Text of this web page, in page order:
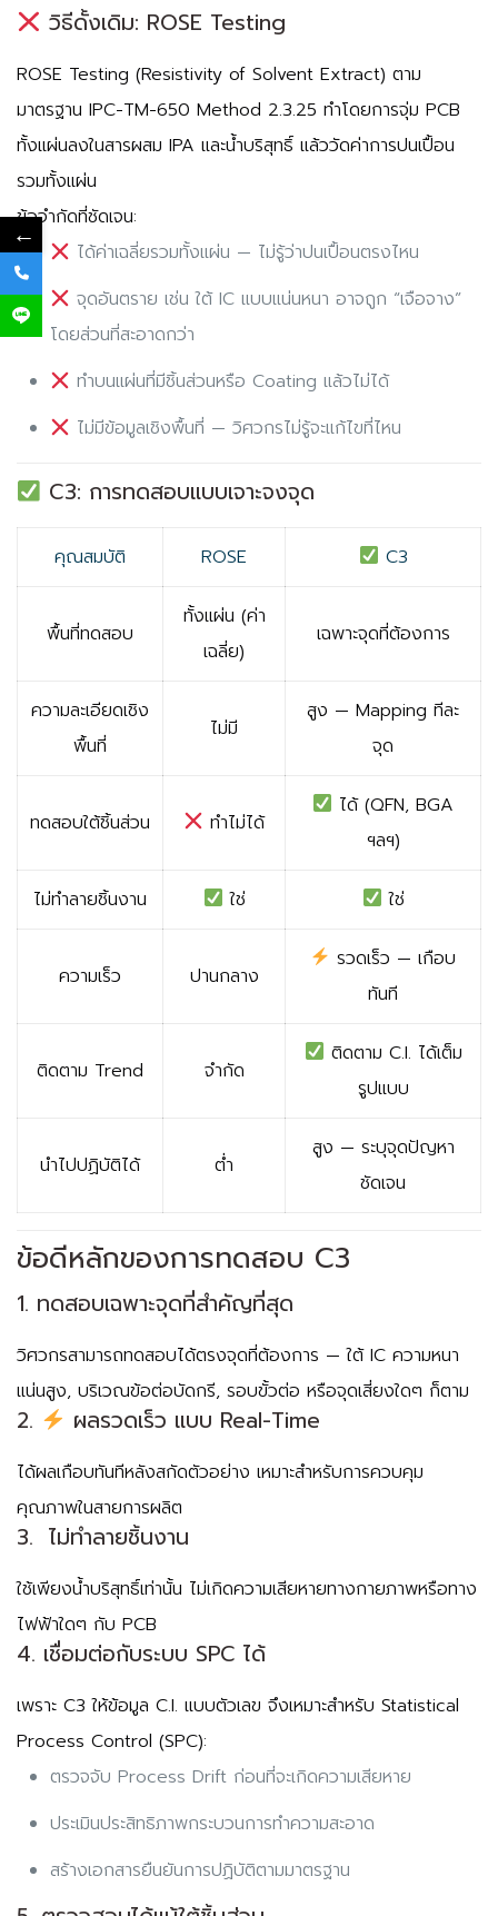
วิธีดั้งเดิม: ROSE Testing
ROSE Testing (Resistivity of Solvent Extract) ตาม
มาตรฐาน IPC-TM-650 Method 2.3.25 ทำโดยการจุ่ม PCB
ทั้งแผ่นลงในสารผสม IPA และน้ำบริสุทธิ์ แล้ววัดค่าการปนเปื้อน
รวมทั้งแผ่น
ข้อจำกัดที่ชัดเจน:
ได้ค่าเฉลี่ยรวมทั้งแผ่น — ไม่รู้ว่าปนเปื้อนตรงไหน
จุดอันตราย เช่น ใต้ IC แบบแน่นหนา อาจถูก “เจือจาง”
โดยส่วนที่สะอาดกว่า
ทำบนแผ่นที่มีชิ้นส่วนหรือ Coating แล้วไม่ได้
ไม่มีข้อมูลเชิงพื้นที่ — วิศวกรไม่รู้จะแก้ไขที่ไหน
C3: การทดสอบแบบเจาะจงจุด
คุณสมบัติ ROSE C3
พื้นที่ทดสอบ
ทั้งแผ่น (ค่า
เฉลี่ย)
เฉพาะจุดที่ต้องการ
ความละเอียดเชิง
พื้นที่
ไม่มี
สูง — Mapping ทีละ
จุด
ทดสอบใต้ชิ้นส่วน ทำไม่ได้
ได้ (QFN, BGA
ฯลฯ)
ไม่ทำลายชิ้นงาน ใช่ ใช่
ความเร็ว ปานกลาง
รวดเร็ว — เกือบ
ทันที
ติดตาม Trend จำกัด
ติดตาม C.I. ได้เต็ม
รูปแบบ
นำไปปฏิบัติได้ ต่ำ
สูง — ระบุจุดปัญหา
ชัดเจน
ข้อดีหลักของการทดสอบ C3
1. ทดสอบเฉพาะจุดที่สำคัญที่สุด
วิศวกรสามารถทดสอบได้ตรงจุดที่ต้องการ — ใต้ IC ความหนา
แน่นสูง, บริเวณข้อต่อบัดกรี, รอบขั้วต่อ หรือจุดเสี่ยงใดๆ ก็ตาม
2. ผลรวดเร็ว แบบ Real-Time
ได้ผลเกือบทันทีหลังสกัดตัวอย่าง เหมาะสำหรับการควบคุม
คุณภาพในสายการผลิต
3. ️ ไม่ทำลายชิ้นงาน
ใช้เพียงน้ำบริสุทธิ์เท่านั้น ไม่เกิดความเสียหายทางกายภาพหรือทาง
ไฟฟ้าใดๆ กับ PCB
4. เชื่อมต่อกับระบบ SPC ได้
เพราะ C3 ให้ข้อมูล C.I. แบบตัวเลข จึงเหมาะสำหรับ Statistical
Process Control (SPC):
ตรวจจับ Process Drift ก่อนที่จะเกิดความเสียหาย
ประเมินประสิทธิภาพกระบวนการทำความสะอาด
สร้างเอกสารยืนยันการปฏิบัติตามมาตรฐาน
←